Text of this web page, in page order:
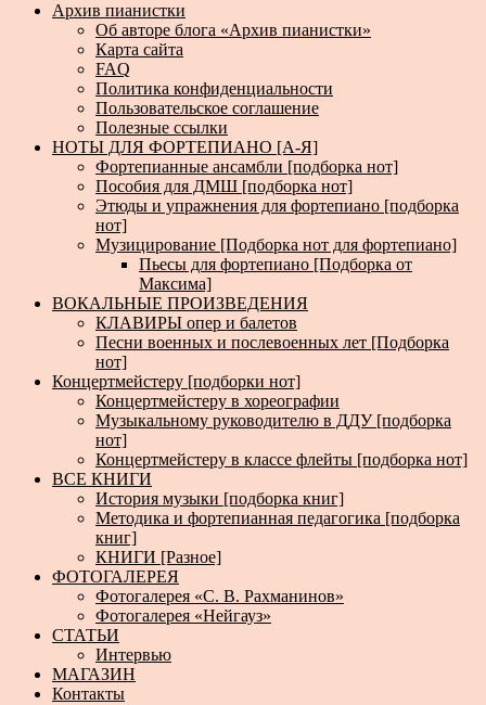
Архив пианистки
Об авторе блога «Архив пианистки»
Карта сайта
FAQ
Политика конфиденциальности
Пользовательское соглашение
Полезные ссылки
НОТЫ ДЛЯ ФОРТЕПИАНО [А-Я]
Фортепианные ансамбли [подборка нот]
Пособия для ДМШ [подборка нот]
Этюды и упражнения для фортепиано [подборка
нот]
Музицирование [Подборка нот для фортепиано]
Пьесы для фортепиано [Подборка от
Максима]
ВОКАЛЬНЫЕ ПРОИЗВЕДЕНИЯ
КЛАВИРЫ опер и балетов
Песни военных и послевоенных лет [Подборка
нот]
Концертмейстеру [подборки нот]
Концертмейстеру в хореографии
Музыкальному руководителю в ДДУ [подборка
нот]
Концертмейстеру в классе флейты [подборка нот]
ВСЕ КНИГИ
История музыки [подборка книг]
Методика и фортепианная педагогика [подборка
книг]
КНИГИ [Разное]
ФОТОГАЛЕРЕЯ
Фотогалерея «С. В. Рахманинов»
Фотогалерея «Нейгауз»
СТАТЬИ
Интервью
МАГАЗИН
Контакты